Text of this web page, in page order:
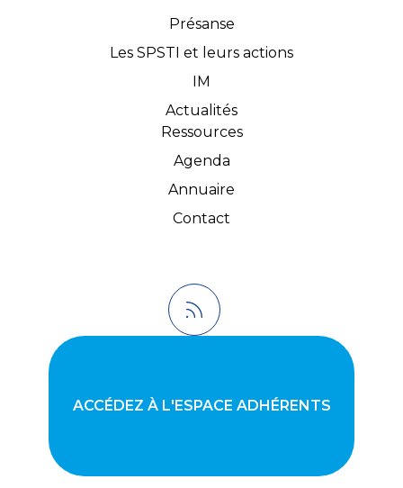
Présanse
Les SPSTI et leurs actions
IM
Actualités
Ressources
Agenda
Annuaire
Contact
ACCÉDEZ À L'ESPACE ADHÉRENTS